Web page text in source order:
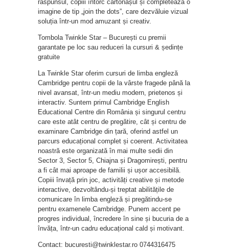
răspunsul, copiii întorc cartonașul și completează o
imagine de tip „join the dots”, care dezvăluie vizual
soluția într-un mod amuzant și creativ.
Tombola Twinkle Star – București cu premii
garantate pe loc sau reduceri la cursuri & ședințe
gratuite
La Twinkle Star oferim cursuri de limba engleză
Cambridge pentru copii de la vârste fragede până la
nivel avansat, într-un mediu modern, prietenos și
interactiv. Suntem primul Cambridge English
Educational Centre din România și singurul centru
care este atât centru de pregătire, cât și centru de
examinare Cambridge din țară, oferind astfel un
parcurs educațional complet și coerent. Activitatea
noastră este organizată în mai multe sedii din
Sector 3, Sector 5, Chiajna și Dragomirești, pentru
a fi cât mai aproape de familii și ușor accesibilă.
Copiii învață prin joc, activități creative și metode
interactive, dezvoltându-și treptat abilitățile de
comunicare în limba engleză și pregătindu-se
pentru examenele Cambridge. Punem accent pe
progres individual, încredere în sine și bucuria de a
învăța, într-un cadru educațional cald și motivant.
Contact: bucuresti@twinklestar.ro 0744316475